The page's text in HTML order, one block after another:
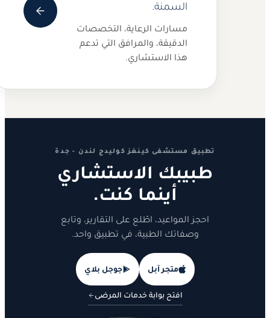
السمنة.
مسارات الرعاية، التخصصات
الدقيقة، والمرافق التي تدعم
هذا الاستشاري.
تطبيق مستشفى كينغز كوليدج لندن - جدة
طبيبك الاستشاري
أينما كنت.
احجز المواعيد، اطّلع على التقارير، وتابع
وصفاتك الطبية، في تطبيق واحد.
متجر آبل جوجل بلاي
افتح بوابة خدمات المرضى